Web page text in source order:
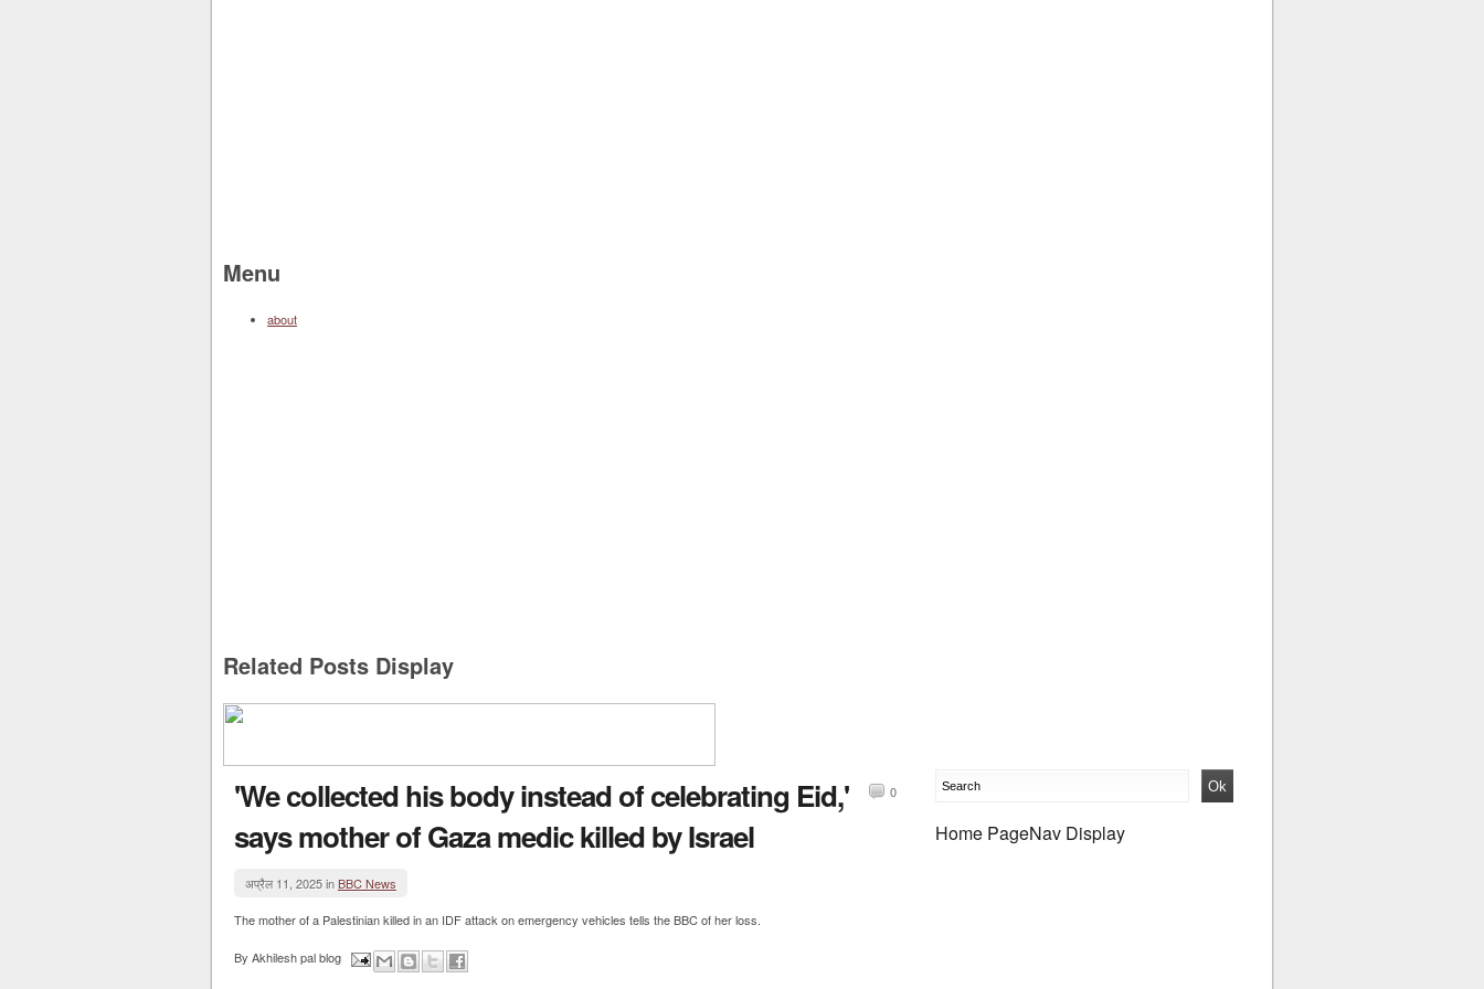
Menu
about
Related Posts Display
'We collected his body instead of celebrating Eid,'
says mother of Gaza medic killed by Israel
0
अप्रैल 11, 2025 inBBC News
The mother of a Palestinian killed in an IDF attack on emergency vehicles tells the BBC of her loss.
By Akhilesh pal blog
Home PageNav Display